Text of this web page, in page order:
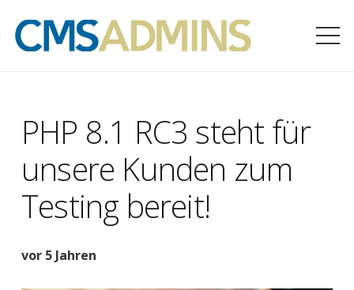
PHP 8.1 RC3 steht für
unsere Kunden zum
Testing bereit!
vor 5 Jahren